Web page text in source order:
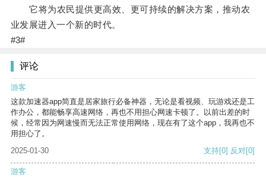
它将为农民提供更高效、更可持续的解决方案，推动农
业发展进入一个新的时代。
#3#
评论
游客
这款加速器app简直是居家旅行必备神器，无论是看视频、玩游戏还是工
作办公，都能畅享高速网络，再也不用担心网速卡顿了。以前出差的时
候，经常因为网速慢而无法正常使用网络，现在有了这个app，我再也不
用担心了。
2025-01-30
支持[0] 反对[0]
游客